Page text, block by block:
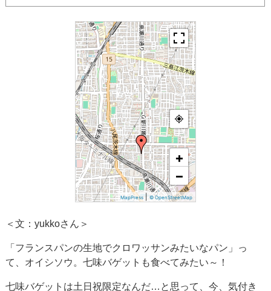
+
−
MapPress|© OpenStreetMap
＜文：yukkoさん＞
「フランスパンの生地でクロワッサンみたいなパン」っ
て、オイシソウ。七味バゲットも食べてみたい～！
七味バゲットは土日祝限定なんだ…と思って、今、気付き